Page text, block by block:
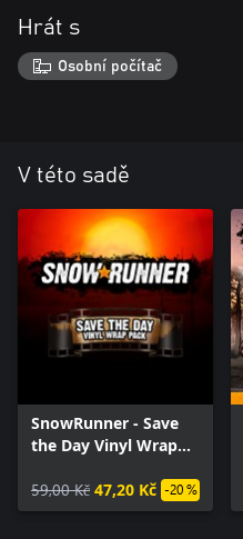
Hrát s
Osobní počítač
V této sadě
SnowRunner - Save
the Day Vinyl Wrap
59,00 Kč 47,20 Kč -20 %